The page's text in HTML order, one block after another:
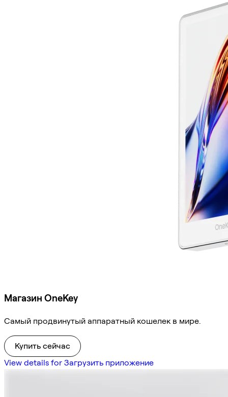
Магазин OneKey
Самый продвинутый аппаратный кошелек в мире.
Купить сейчас
View details for Загрузить приложение